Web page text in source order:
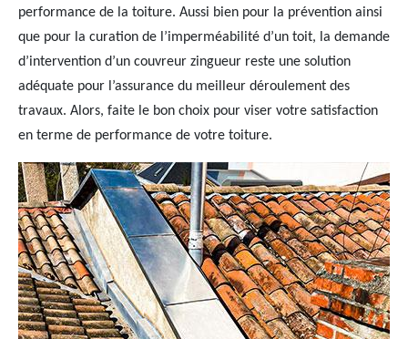
performance de la toiture. Aussi bien pour la prévention ainsi
que pour la curation de l’imperméabilité d’un toit, la demande
d’intervention d’un couvreur zingueur reste une solution
adéquate pour l’assurance du meilleur déroulement des
travaux. Alors, faite le bon choix pour viser votre satisfaction
en terme de performance de votre toiture.